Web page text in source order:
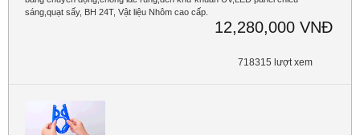
sáng,quạt sấy, BH 24T, Vật liệu Nhôm cao cấp.
12,280,000 VNĐ
718315 lượt xem